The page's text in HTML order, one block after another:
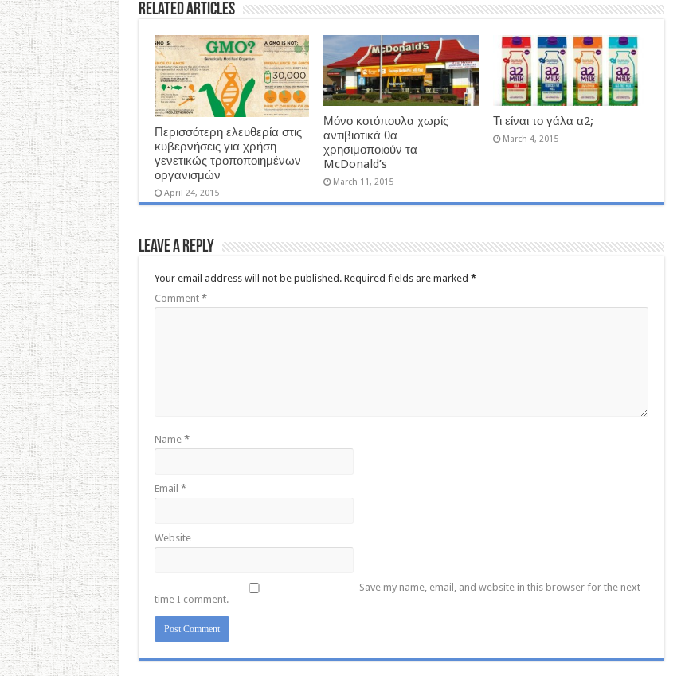
Related Articles
Περισσότερη ελευθερία στις
κυβερνήσεις για χρήση
γενετικώς τροποποιημένων
οργανισμών
April 24, 2015
Μόνο κοτόπουλα χωρίς
αντιβιοτικά θα
χρησιμοποιούν τα
McDonald’s
March 11, 2015
Τι είναι το γάλα α2;
March 4, 2015
Leave a Reply
Your email address will not be published. Required fields are marked *
Comment *
Name *
Email *
Website
Save my name, email, and website in this browser for the next
time I comment.